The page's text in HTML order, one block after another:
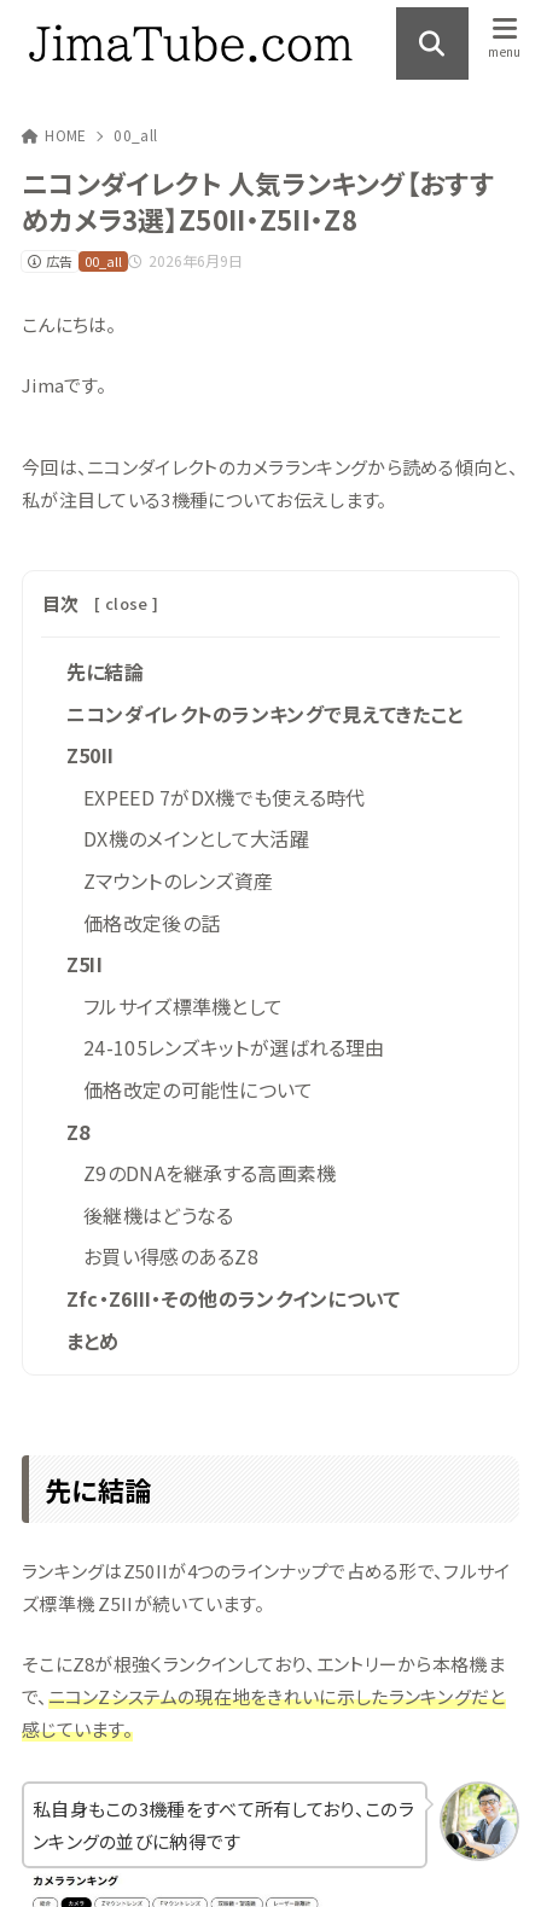
HOME 00_all
ニコンダイレクト 人気ランキング【おすす
めカメラ3選】Z50II・Z5II・Z8
広告 2026年6月9日
00_all
こんにちは。
Jimaです。
今回は、ニコンダイレクトのカメラランキングから読める傾向と、
私が注目している3機種についてお伝えします。
目次 [ close ]
先に結論
ニコンダイレクトのランキングで見えてきたこと
Z50II
EXPEED 7がDX機でも使える時代
DX機のメインとして大活躍
Zマウントのレンズ資産
価格改定後の話
Z5II
フルサイズ標準機として
24-105レンズキットが選ばれる理由
価格改定の可能性について
Z8
Z9のDNAを継承する高画素機
後継機はどうなる
お買い得感のあるZ8
Zfc・Z6III・その他のランクインについて
まとめ
先に結論
ランキングはZ50IIが4つのラインナップで占める形で、フルサイ
ズ標準機 Z5IIが続いています。
そこにZ8が根強くランクインしており、エントリーから本格機ま
で、 ニコンZシステムの現在地をきれいに示したランキングだと
感じています。
私自身もこの3機種をすべて所有しており、このラ
ンキングの並びに納得です